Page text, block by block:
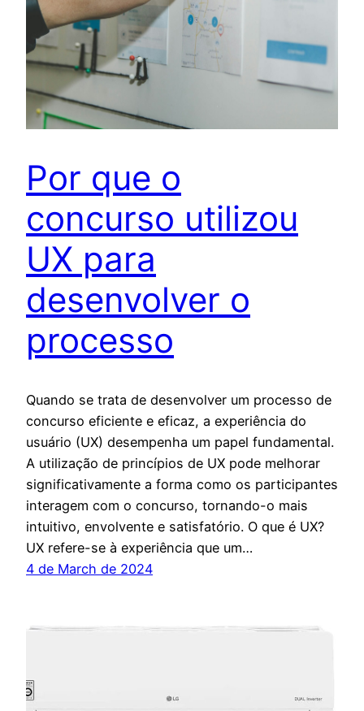
Por que o
concurso utilizou
UX para
desenvolver o
processo
Quando se trata de desenvolver um processo de
concurso eficiente e eficaz, a experiência do
usuário (UX) desempenha um papel fundamental.
A utilização de princípios de UX pode melhorar
significativamente a forma como os participantes
interagem com o concurso, tornando-o mais
intuitivo, envolvente e satisfatório. O que é UX?
UX refere-se à experiência que um…
4 de March de 2024